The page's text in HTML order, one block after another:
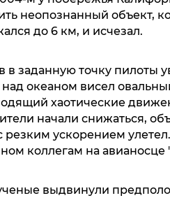
неопознанный объект,
до 6 км, и исчезал.
в заданную точку пилоты
над океаном висел
хаотические
начали снижаться,
резким ускорением
коллегам на
выдвинули